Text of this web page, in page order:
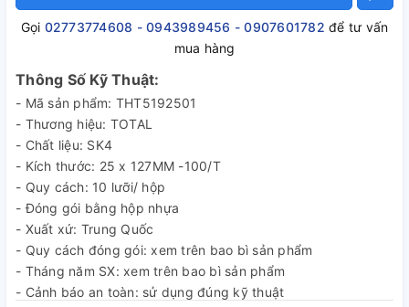
Gọi 02773774608 - 0943989456 - 0907601782 để tư vấn
mua hàng
Thông Số Kỹ Thuật:
- Mã sản phẩm: THT5192501
- Thương hiệu: TOTAL
- Chất liệu: SK4
- Kích thước: 25 x 127MM -100/T
- Quy cách: 10 lưỡi/ hộp
- Đóng gói bằng hộp nhựa
- Xuất xứ: Trung Quốc
- Quy cách đóng gói: xem trên bao bì sản phẩm
- Tháng năm SX: xem trên bao bì sản phẩm
- Cảnh báo an toàn: sử dụng đúng kỹ thuật